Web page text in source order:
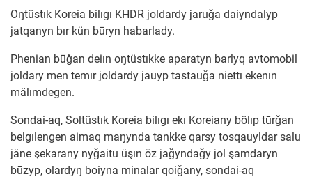
Oŋtüstık Koreia bilıgı KHDR joldardy jaruǧa daiyndalyp
jatqanyn bır kün būryn habarlady.
Phenian būǧan deiın oŋtüstıkke aparatyn barlyq avtomobil
joldary men temır joldardy jauyp tastauǧa niettı ekenın
mälımdegen.
Sondai-aq, Soltüstık Koreia bilıgı ekı Koreiany bölıp tūrǧan
belgılengen aimaq maŋynda tankke qarsy tosqauyldar salu
jäne şekarany nyǧaitu üşın öz jaǧyndaǧy jol şamdaryn
būzyp, olardyŋ boiyna minalar qoiǧany, sondai-aq